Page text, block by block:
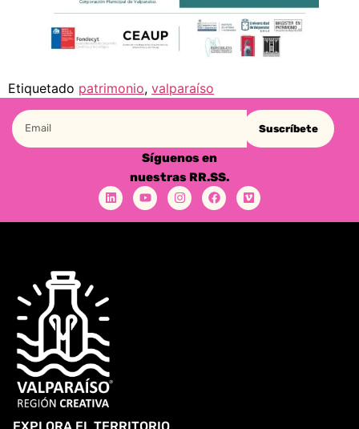
Etiquetado patrimonio, valparaíso
Suscríbete
Síguenos en
nuestras RR.SS.
EXPLORA EL TERRITORIO